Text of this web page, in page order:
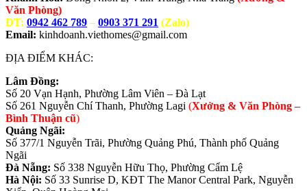
Văn Phòng)
ĐT: 0942 462 789–0903 371 291 (Zalo)
Email: kinhdoanh.viethomes@gmail.com
ĐỊA ĐIỂM KHÁC:
Lâm Đồng:
Số 20 Vạn Hạnh, Phường Lâm Viên – Đà Lạt
Số 261 Nguyễn Chí Thanh, Phường Lagi (Xưởng & Văn Phòng –
Bình Thuận cũ)
Quảng Ngãi:
Số 377/1 Nguyễn Trãi, Phường Quảng Phú, Thành phố Quảng
Ngãi
Đà Nẵng: Số 338 Nguyễn Hữu Thọ, Phường Cẩm Lệ
Hà Nội: Số 33 Sunrise D, KĐT The Manor Central Park, Nguyễn